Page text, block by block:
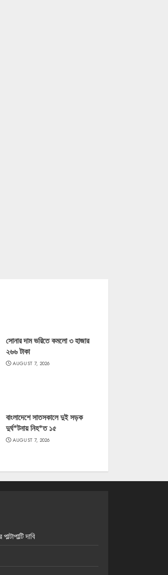
সোনার দাম ভরিতে কমলো ৩ হাজার
২৬৬ টাকা
AUGUST 7, 2026
বাংলাদেশে সাতসকালে দুই সড়ক
দুর্ঘ*টনায় নিহ*ত ১৫
AUGUST 7, 2026
দাবি